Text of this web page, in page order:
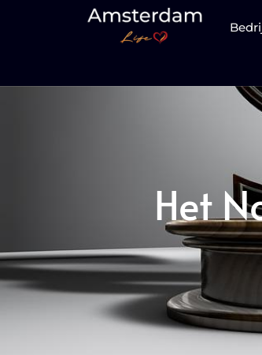
Het